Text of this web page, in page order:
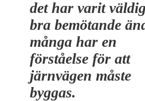
det har varit
bra bemötande
många har en
förståelse för att
järnvägen måste
byggas.